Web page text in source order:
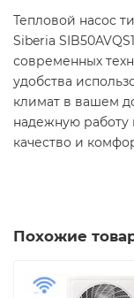
Тепловой насос
Siberia
современных
удобства
климат в вашем
надежную работу
качество и
Похожие